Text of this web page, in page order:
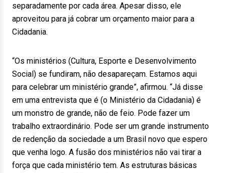
separadamente por cada área. Apesar disso, ele
aproveitou para já cobrar um orçamento maior para a
Cidadania.
“Os ministérios (Cultura, Esporte e Desenvolvimento
Social) se fundiram, não desapareçam. Estamos aqui
para celebrar um ministério grande”, afirmou. “Já disse
em uma entrevista que é (o Ministério da Cidadania) é
um monstro de grande, não de feio. Pode fazer um
trabalho extraordinário. Pode ser um grande instrumento
de redenção da sociedade a um Brasil novo que espero
que venha logo. A fusão dos ministérios não vai tirar a
força que cada ministério tem. As estruturas básicas